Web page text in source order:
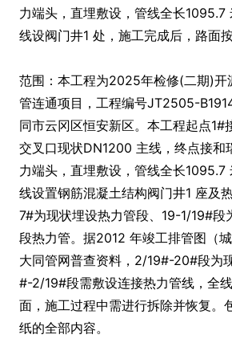
力端头，直埋敷设，管线全长
线设阀门井1 处，施工完成后，路面
范围：本工程为2025年检修(二期)开
管连通项目，工程编号JT2505-
同市云冈区恒安新区。本工程起点1#
交叉口现状DN1200 主线，终点接和
力端头，直埋敷设，管线全长
线设置钢筋混凝土结构阀门井1 座及
7#为现状埋设热力管段、19-1/19#段
段热力管。据2012 年竣工排管图（
大同管网普查资料，2/19#-20#段为
#-2/19#段需敷设连接热力管线，全
面，施工过程中需进行拆除并恢复。
纸的全部内容。